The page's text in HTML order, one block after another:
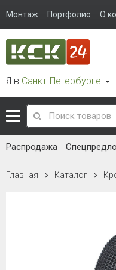
Монтаж Портфолио О
Я в Санкт-Петербурге
Распродажа
Главная Каталог